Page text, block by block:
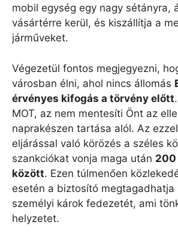
mobil egység egy nagy sétányra,
vásártérre kerül, és kiszállítja a
járműveket.
Végezetül fontos megjegyezni,
városban élni, ahol nincs állomás
érvényes kifogás a törvény előtt
MOT, az nem mentesíti Önt az
naprakészen tartása alól. Az
eljárással való körözés a széles
szankciókat vonja maga után 200
között. Ezen túlmenően
esetén a biztosító megtagadhatja
személyi károk fedezetét, ami
helyzetet.